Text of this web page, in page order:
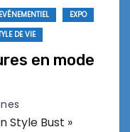
EVÉNEMENTIEL
EXPO
DE VIE
en mode
Style Bust »